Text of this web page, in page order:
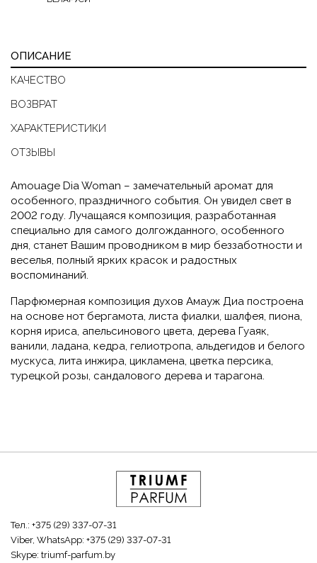
ОПИСАНИЕ
КАЧЕСТВО
ВОЗВРАТ
ХАРАКТЕРИСТИКИ
ОТЗЫВЫ
Amouage Dia Woman – замечательный аромат для
особенного, праздничного события. Он увидел свет в
2002 году. Лучащаяся композиция, разработанная
специально для самого долгожданного, особенного
дня, станет Вашим проводником в мир беззаботности и
веселья, полный ярких красок и радостных
воспоминаний.
Парфюмерная композиция духов Амауж Диа построена
на основе нот бергамота, листа фиалки, шалфея, пиона,
корня ириса, апельсинового цвета, дерева Гуаяк,
ванили, ладана, кедра, гелиотропа, альдегидов и белого
мускуса, лита инжира, цикламена, цветка персика,
турецкой розы, сандалового дерева и тарагона.
Тел.: +375 (29) 337-07-31
Viber, WhatsApp: +375 (29) 337-07-31
Skype: triumf-parfum.by